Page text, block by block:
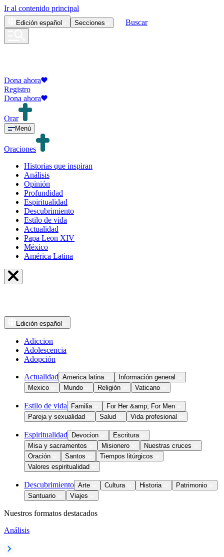
Ir al contenido principal
Edición español Secciones Buscar
Dona ahora
Registro
Dona ahora
Orar
Menú
Oraciones
Historias que inspiran
Análisis
Opinión
Profundidad
Espiritualidad
Descubrimiento
Estilo de vida
Actualidad
Papa Leon XIV
México
América Latina
Edición español
Adiccion
Adolescencia
Adopción
Actualidad America latina
Información general
Mexico
Mundo Religión Vaticano
Estilo de vida Familia
For Her &amp; For Men
Pareja y sexualidad
Salud Vida profesional
Espiritualidad Devocion
Escritura
Misa y sacramentos
Misionero
Nuestras cruces
Oración
Santos
Tiempos litúrgicos
Valores espiritualidad
Descubrimiento Arte Cultura Historia
Patrimonio
Santuario
Viajes
Nuestros formatos destacados
Análisis